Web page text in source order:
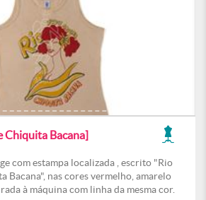
Chiquita Bacana]
com estampa localizada , escrito "Rio
Bacana", nas cores vermelho, amarelo
à máquina com linha da mesma cor.